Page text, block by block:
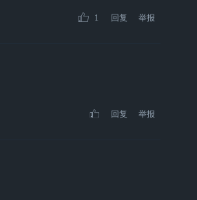
1 回复 举报
回复 举报